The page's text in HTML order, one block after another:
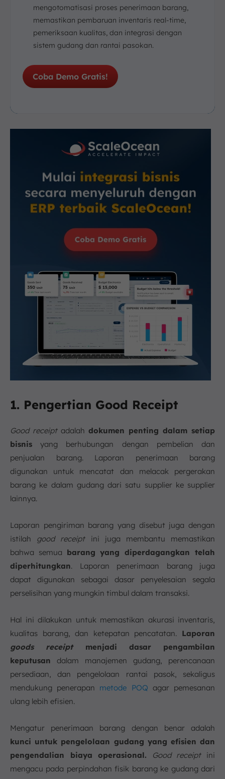
mengotomatisasi proses penerimaan barang,
memastikan pembaruan inventaris real-time,
pemeriksaan kualitas, dan integrasi dengan
sistem gudang dan rantai pasokan.
Coba Demo Gratis!
1. Pengertian Good Receipt
Good receiptadalah dokumen penting dalam setiap
bisnis yang berhubungan dengan pembelian dan
penjualan barang. Laporan penerimaan barang
digunakan untuk mencatat dan melacak pergerakan
barang ke dalam gudang dari satu supplier ke supplier
lainnya.
Laporan pengiriman barang yang disebut juga dengan
istilah good receiptini juga membantu memastikan
bahwa semua barang yang diperdagangkan telah
diperhitungkan. Laporan penerimaan barang juga
dapat digunakan sebagai dasar penyelesaian segala
perselisihan yang mungkin timbul dalam transaksi.
Hal ini dilakukan untuk memastikan akurasi inventaris,
kualitas barang, dan ketepatan pencatatan. Laporan
goods receiptmenjadi dasar pengambilan
keputusan dalam manajemen gudang, perencanaan
persediaan, dan pengelolaan rantai pasok, sekaligus
mendukung penerapan metode POQ agar pemesanan
ulang lebih efisien.
Mengatur penerimaan barang dengan benar adalah
kunci untuk pengelolaan gudang yang efisien dan
pengendalian biaya operasional.
Good receiptini
mengacu pada perpindahan fisik barang ke gudang dari